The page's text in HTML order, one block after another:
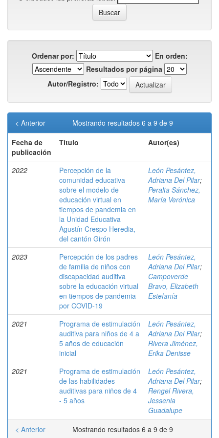
Ordenar por:
En orden:
Resultados por página
Autor/Registro:
Mostrando resultados 6 a 9 de 9
< Anterior
Fecha de
publicación
Título Autor(es)
2022
Percepción de la
comunidad educativa
sobre el modelo de
educación virtual en
tiempos de pandemia en
la Unidad Educativa
Agustín Crespo Heredia,
del cantón Girón
León Pesántez,
Adriana Del Pilar;
Peralta Sánchez,
María Verónica
2023
Percepción de los padres
de familia de niños con
discapacidad auditiva
sobre la educación virtual
en tiempos de pandemia
por COVID-19
León Pesántez,
Adriana Del Pilar;
Campoverde
Bravo, Elizabeth
Estefanía
2021
Programa de estimulación
auditiva para niños de 4 a
5 años de educación
inicial
León Pesántez,
Adriana Del Pilar;
Rivera Jiménez,
Erika Denisse
2021
Programa de estimulación
de las habilidades
auditivas para niños de 4
- 5 años
León Pesántez,
Adriana Del Pilar;
Rengel Rivera,
Jessenia
Guadalupe
Mostrando resultados 6 a 9 de 9
< Anterior